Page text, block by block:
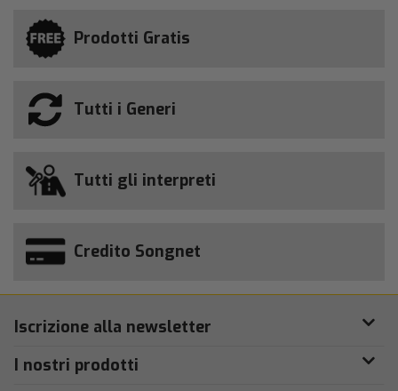
Prodotti Gratis
Tutti i Generi
Tutti gli interpreti
Credito Songnet
Iscrizione alla newsletter
I nostri prodotti